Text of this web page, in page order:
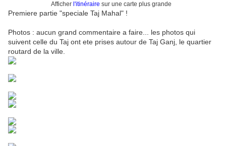
Afficher l'itinéraire sur une carte plus grande
Premiere partie "speciale Taj Mahal" !
Photos : aucun grand commentaire a faire... les photos qui
suivent celle du Taj ont ete prises autour de Taj Ganj, le quartier
routard de la ville.